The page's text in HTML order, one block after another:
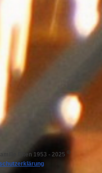
Elten 1953 - 2025 ©